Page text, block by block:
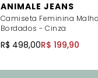
ANIMALE JEANS
Camiseta Feminina
Bordados - Cinza
R$ 498,00R$ 199,90